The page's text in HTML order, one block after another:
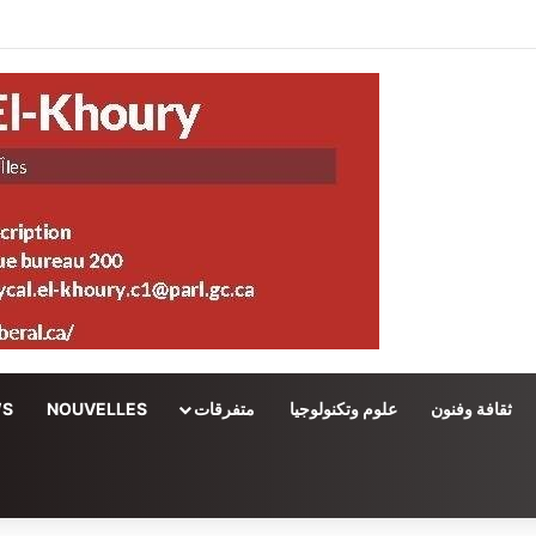
ثقافة وفنون علوم وتكنولوجيا متفرقات NOUVELLES